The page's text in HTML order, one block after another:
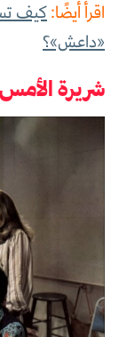
اقرأ أيضًا:كيف
«داعش»؟
شريرة